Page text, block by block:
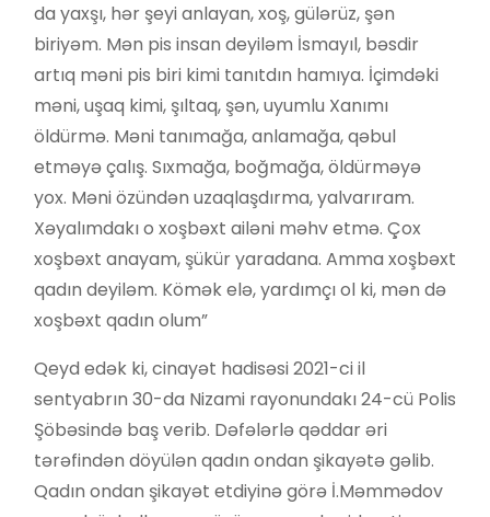
da yaxşı, hər şeyi anlayan, xoş, gülərüz, şən
biriyəm. Mən pis insan deyiləm İsmayıl, bəsdir
artıq məni pis biri kimi tanıtdın hamıya. İçimdəki
məni, uşaq kimi, şıltaq, şən, uyumlu Xanımı
öldürmə. Məni tanımağa, anlamağa, qəbul
etməyə çalış. Sıxmağa, boğmağa, öldürməyə
yox. Məni özündən uzaqlaşdırma, yalvarıram.
Xəyalımdakı o xoşbəxt ailəni məhv etmə. Çox
xoşbəxt anayam, şükür yaradana. Amma xoşbəxt
qadın deyiləm. Kömək elə, yardımçı ol ki, mən də
xoşbəxt qadın olum”
Qeyd edək ki, cinayət hadisəsi 2021-ci il
sentyabrın 30-da Nizami rayonundakı 24-cü Polis
Şöbəsində baş verib. Dəfələrlə qəddar əri
tərəfindən döyülən qadın ondan şikayətə gəlib.
Qadın ondan şikayət etdiyinə görə İ.Məmmədov